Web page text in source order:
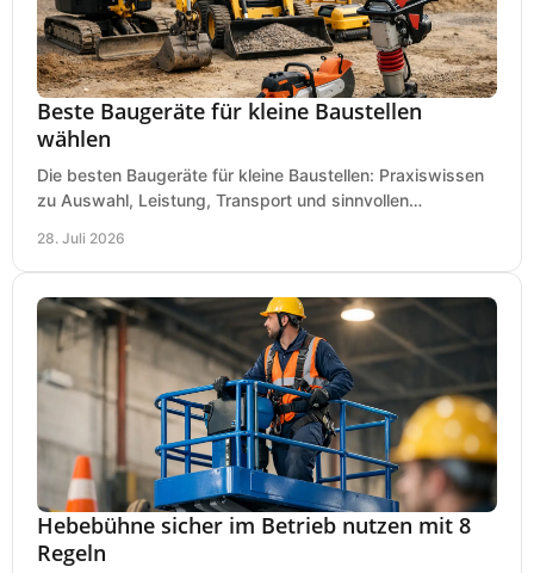
Beste Baugeräte für kleine Baustellen
wählen
Die besten Baugeräte für kleine Baustellen: Praxiswissen
zu Auswahl, Leistung, Transport und sinnvollen
28. Juli 2026
Hebebühne sicher im Betrieb nutzen mit 8
Regeln